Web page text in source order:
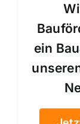
ein